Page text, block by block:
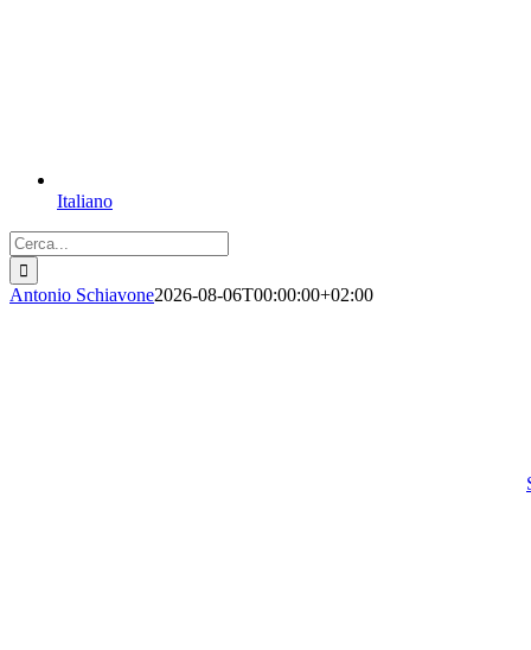
Italiano
Cerca
per:
Antonio Schiavone2026-08-06T00:00:00+02:00